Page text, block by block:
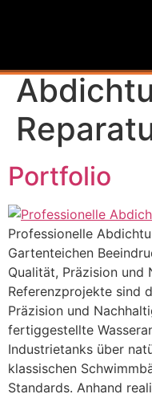
Portfolio
Professionelle
Gartenteichen
Qualität, Präzision und
Referenzprojekte sind
Präzision und
fertiggestellte
Industrietanks über
klassischen
Standards. Anhand